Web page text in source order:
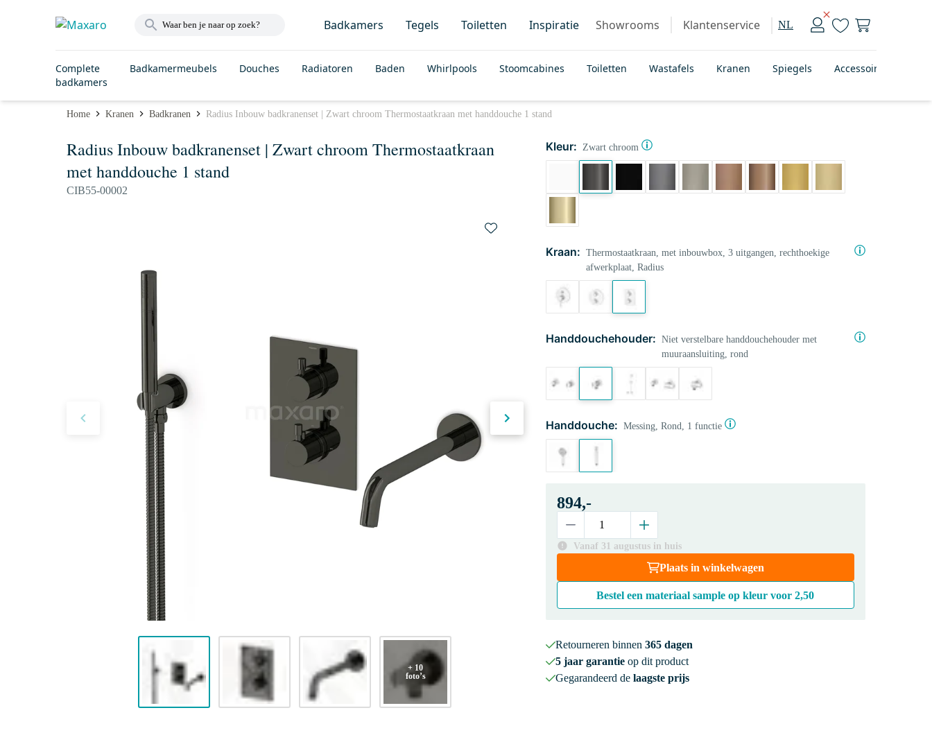
Badkamers Tegels Toiletten Inspiratie Showrooms Klantenservice NL
Complete
badkamers
Badkamermeubels Douches Radiatoren Baden Whirlpools Stoomcabines Toiletten Wastafels Kranen Spiegels Accessoires
Home Kranen Badkranen Radius Inbouw badkranenset | Zwart chroom Thermostaatkraan met handdouche 1 stand
Radius Inbouw badkranenset | Zwart chroom Thermostaatkraan
met handdouche 1 stand
CIB55-00002
+ 10
foto’s
Kleur: Zwart chroom
Kraan: Thermostaatkraan, met inbouwbox, 3 uitgangen, rechthoekige
afwerkplaat, Radius
Handdouchehouder: Niet verstelbare handdouchehouder met
muuraansluiting, rond
Handdouche: Messing, Rond, 1 functie
894,-
Vanaf 31 augustus in huis
Plaats in winkelwagen
Bestel een materiaal sample op kleur voor2,50
Retourneren binnen 365 dagen
5 jaar garantieop dit product
Gegarandeerd de laagste prijs